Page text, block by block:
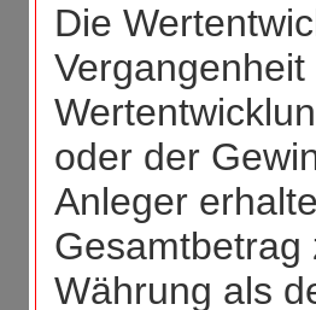
Die
oder der
Anleger
Gesamtbetrag
Währung als